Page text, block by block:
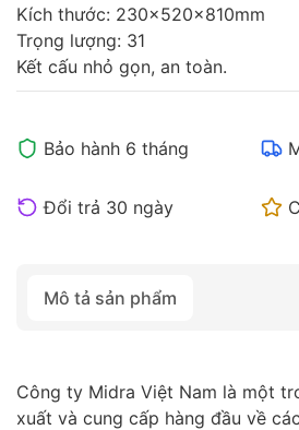
Kích thước: 230x520x810mm
Trọng lượng: 31
Kết cấu nhỏ gọn, an toàn.
Bảo hành 6 tháng
Đổi trả 30 ngày
Mô tả sản phẩm
Công ty Midra Việt Nam là một
xuất và cung cấp hàng đầu về